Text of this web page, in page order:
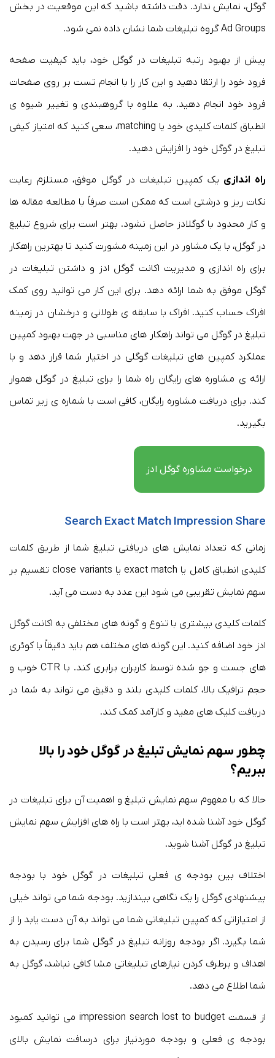
گوگل، نمایش ندارد. دقت داشته باشید که این موقعیت در بخش
Ad Groups گروه تبلیغات شما نشان داده نمی شود.
پیش از بهبود رتبه تبلیغات در گوگل خود، باید کیفیت صفحه
فرود خود را ارتقا دهید و این کار را با انجام تست بر روی صفحات
فرود خود انجام دهید. به علاوه با گروهبندی و تغییر شیوه ی
انطباق کلمات کلیدی خود یا matching، سعی کنید که امتیاز کیفی
تبلیغ در گوگل خود را افزایش دهید.
راه اندازی یک کمپین تبلیغات در گوگل موفق، مستلزم رعایت
نکات ریز و درشتی است که ممکن است صرفاً با مطالعه مقاله ها
و کار محدود با گوگلادز حاصل نشود. بهتر است برای شروع تبلیغ
در گوگل، با یک مشاور در این زمینه مشورت کنید تا بهترین راهکار
برای راه اندازی و مدیریت اکانت گوگل ادز و داشتن تبلیغات در
گوگل موفق به شما ارائه دهد. برای این کار می توانید روی کمک
افراک حساب کنید. افراک با سابقه ی طولانی و درخشان در زمینه
تبلیغ در گوگل می تواند راهکار های مناسبی در جهت بهبود کمپین
عملکرد کمپین های تبلیغات گوگلی در اختیار شما قرار دهد و با
ارائه ی مشاوره های رایگان راه شما را برای تبلیغ در گوگل هموار
کند. برای دریافت مشاوره رایگان، کافی است با شماره ی زیر تماس
بگیرید.
درخواست مشاوره گوگل ادز
Search Exact Match Impression Share
زمانی که تعداد نمایش های دریافتی تبلیغ شما از طریق کلمات
کلیدی انطباق کامل یا exact match یا close variants تقسیم بر
سهم نمایش تقریبی می شود این عدد به دست می آید.
کلمات کلیدی بیشتری با تنوع و گونه های مختلفی به اکانت گوگل
ادز خود اضافه کنید. این گونه های مختلف هم باید دقیقاً با کوئری
های جست و جو شده توسط کاربران برابری کند. با CTR خوب و
حجم ترافیک بالا، کلمات کلیدی بلند و دقیق می تواند به شما در
دریافت کلیک های مفید و کارآمد کمک کند.
چطور سهم نمایش تبلیغ در گوگل خود را بالا
ببریم؟
حالا که با مفهوم سهم نمایش تبلیغ و اهمیت آن برای تبلیغات در
گوگل خود آشنا شده اید، بهتر است با راه های افزایش سهم نمایش
تبلیغ در گوگل آشنا شوید.
اختلاف بین بودجه ی فعلی تبلیغات در گوگل خود با بودجه
پیشنهادی گوگل را یک نگاهی بیندازید. بودجه شما می تواند خیلی
از امتیازاتی که کمپین تبلیغاتی شما می تواند به آن دست یابد را از
شما بگیرد. اگر بودجه روزانه تبلیغ در گوگل شما برای رسیدن به
اهداف و برطرف کردن نیازهای تبلیغاتی مشا کافی نباشد، گوگل به
شما اطلاع می دهد.
از قسمت impression search lost to budget می توانید کمبود
بودجه ی فعلی و بودجه موردنیاز برای درسافت نمایش بالای